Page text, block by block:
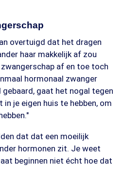
overtuigd dat het dragen
haar makkelijk af zou
af en toe toch
hormonaal zwanger
gebaard, gaat het nogal tegen
je eigen huis te hebben, om
dat dat een moeilijk
hormonen zit. Je weet
beginnen niet écht hoe dat